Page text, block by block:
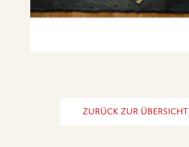
ZURÜCK ZUR ÜBERSICHT